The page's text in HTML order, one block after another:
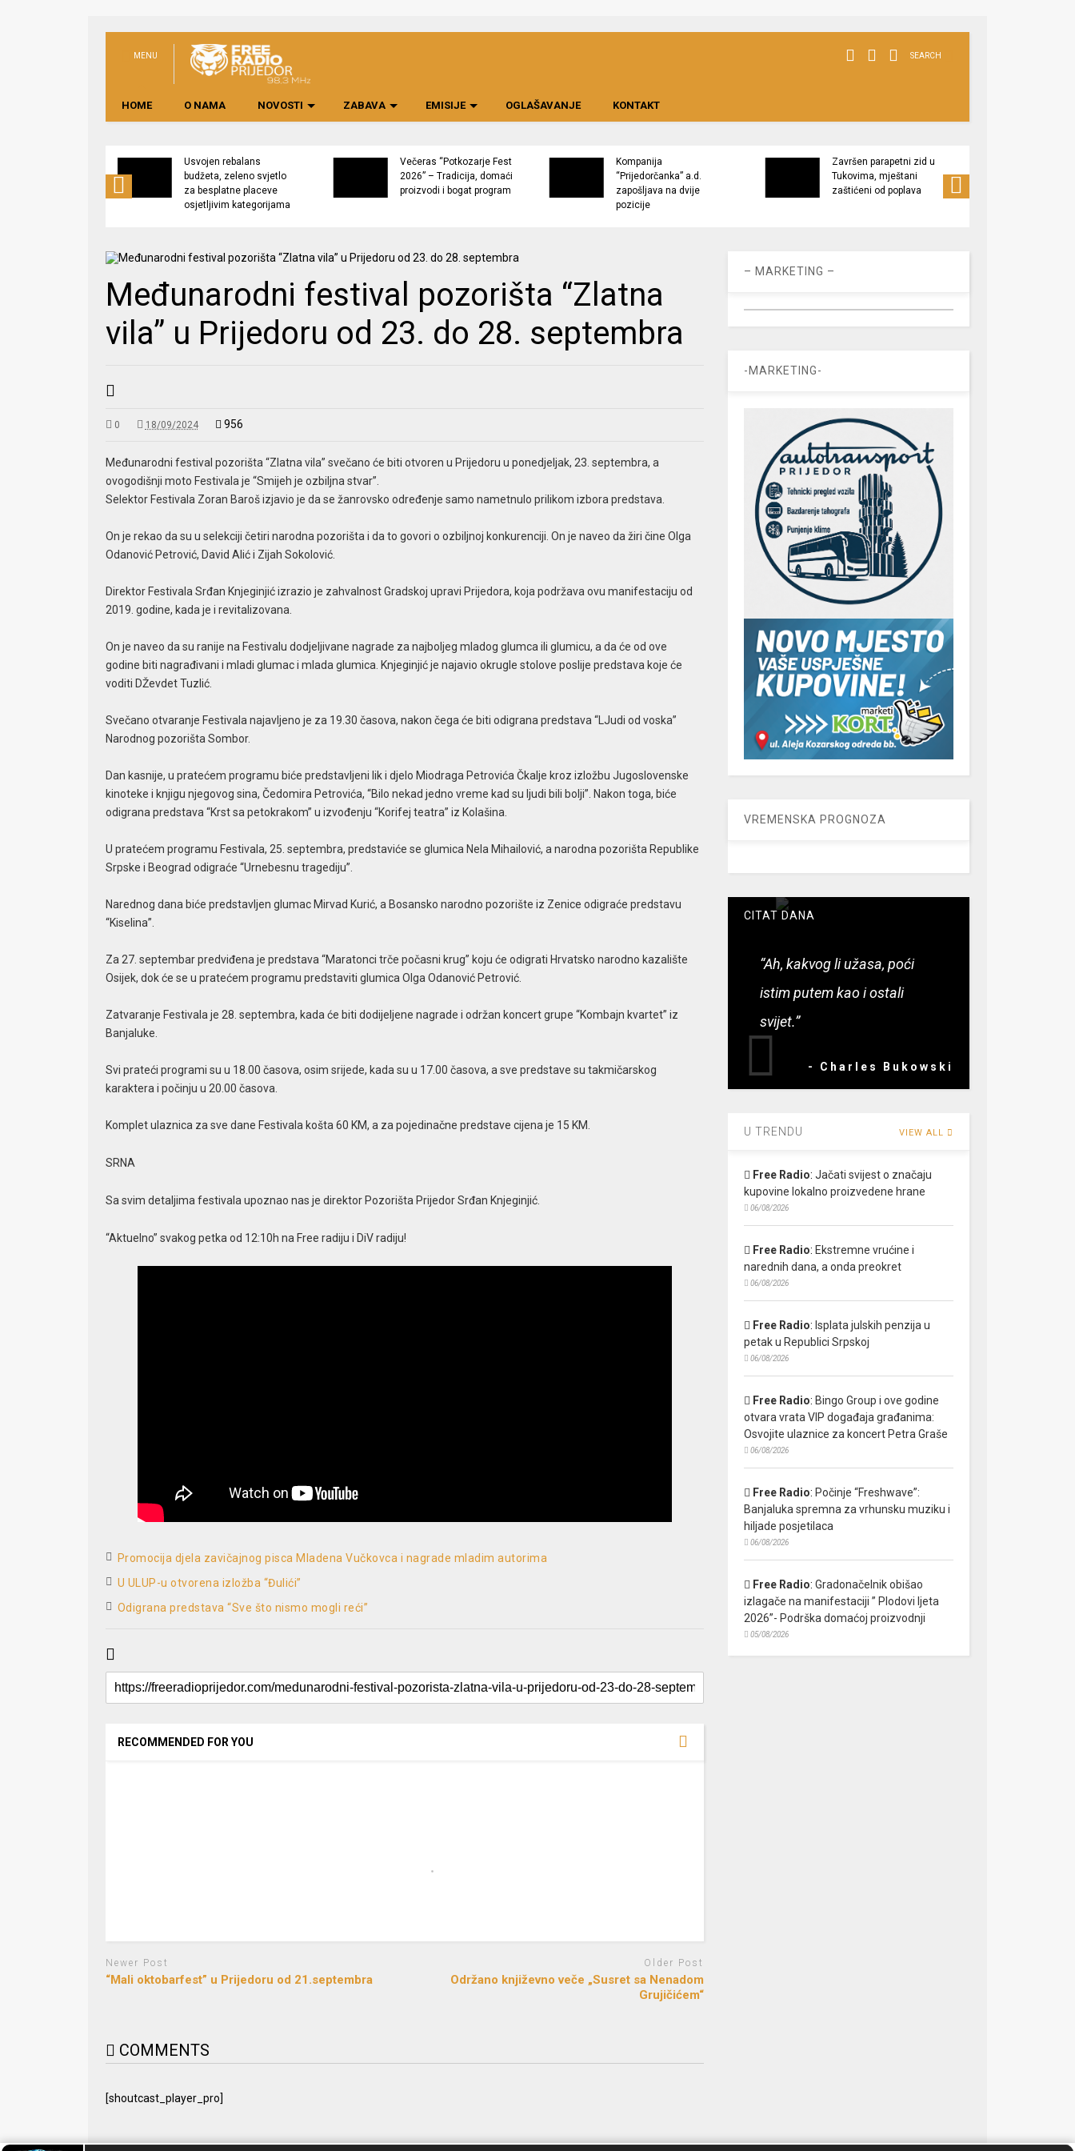
MENU SEARCH
HOME O NAMA NOVOSTI ZABAVA EMISIJE OGLAŠAVANJE KONTAKT
Usvojen rebalans
budžeta, zeleno svjetlo
za besplatne placeve
osjetljivim kategorijama
Večeras “Potkozarje Fest
2026” – Tradicija, domaći
proizvodi i bogat program
Kompanija
“Prijedorčanka” a.d.
zapošljava na dvije
pozicije
Završen parapetni zid u
Tukovima, mještani
zaštićeni od poplava
Međunarodni festival pozorišta “Zlatna
vila” u Prijedoru od 23. do 28. septembra
0 18/09/2024 956
Međunarodni festival pozorišta “Zlatna vila” svečano će biti otvoren u Prijedoru u ponedjeljak, 23. septembra, a
ovogodišnji moto Festivala je “Smijeh je ozbiljna stvar”.
Selektor Festivala Zoran Baroš izjavio je da se žanrovsko određenje samo nametnulo prilikom izbora predstava.
On je rekao da su u selekciji četiri narodna pozorišta i da to govori o ozbiljnoj konkurenciji. On je naveo da žiri čine Olga
Odanović Petrović, David Alić i Zijah Sokolović.
Direktor Festivala Srđan Knjeginjić izrazio je zahvalnost Gradskoj upravi Prijedora, koja podržava ovu manifestaciju od
2019. godine, kada je i revitalizovana.
On je naveo da su ranije na Festivalu dodjeljivane nagrade za najboljeg mladog glumca ili glumicu, a da će od ove
godine biti nagrađivani i mladi glumac i mlada glumica. Knjeginjić je najavio okrugle stolove poslije predstava koje će
voditi DŽevdet Tuzlić.
Svečano otvaranje Festivala najavljeno je za 19.30 časova, nakon čega će biti odigrana predstava “LJudi od voska”
Narodnog pozorišta Sombor.
Dan kasnije, u pratećem programu biće predstavljeni lik i djelo Miodraga Petrovića Čkalje kroz izložbu Jugoslovenske
kinoteke i knjigu njegovog sina, Čedomira Petrovića, “Bilo nekad jedno vreme kad su ljudi bili bolji”. Nakon toga, biće
odigrana predstava “Krst sa petokrakom” u izvođenju “Korifej teatra” iz Kolašina.
U pratećem programu Festivala, 25. septembra, predstaviće se glumica Nela Mihailović, a narodna pozorišta Republike
Srpske i Beograd odigraće “Urnebesnu tragediju”.
Narednog dana biće predstavljen glumac Mirvad Kurić, a Bosansko narodno pozorište iz Zenice odigraće predstavu
“Kiselina”.
Za 27. septembar predviđena je predstava “Maratonci trče počasni krug” koju će odigrati Hrvatsko narodno kazalište
Osijek, dok će se u pratećem programu predstaviti glumica Olga Odanović Petrović.
Zatvaranje Festivala je 28. septembra, kada će biti dodijeljene nagrade i održan koncert grupe “Kombajn kvartet” iz
Banjaluke.
Svi prateći programi su u 18.00 časova, osim srijede, kada su u 17.00 časova, a sve predstave su takmičarskog
karaktera i počinju u 20.00 časova.
Komplet ulaznica za sve dane Festivala košta 60 KM, a za pojedinačne predstave cijena je 15 KM.
SRNA
Sa svim detaljima festivala upoznao nas je direktor Pozorišta Prijedor Srđan Knjeginjić.
“Aktuelno” svakog petka od 12:10h na Free radiju i DiV radiju!
Promocija djela zavičajnog pisca Mladena Vučkovca i nagrade mladim autorima
U ULUP-u otvorena izložba “Đulići”
Odigrana predstava “Sve što nismo mogli reći”
RECOMMENDED FOR YOU
Newer Post
“Mali oktobarfest” u Prijedoru od 21.septembra
Older Post
Održano književno veče „Susret sa Nenadom
Grujičićem“
COMMENTS
– MARKETING –
-MARKETING-
VREMENSKA PROGNOZA
CITAT DANA
“Ah, kakvog li užasa, poći
istim putem kao i ostali
svijet.”
- Charles Bukowski
U TRENDU VIEW ALL
Free Radio: Jačati svijest o značaju
kupovine lokalno proizvedene hrane
06/08/2026
Free Radio: Ekstremne vrućine i
narednih dana, a onda preokret
06/08/2026
Free Radio: Isplata julskih penzija u
petak u Republici Srpskoj
06/08/2026
Free Radio: Bingo Group i ove godine
otvara vrata VIP događaja građanima:
Osvojite ulaznice za koncert Petra Graše
06/08/2026
Free Radio: Počinje “Freshwave”:
Banjaluka spremna za vrhunsku muziku i
hiljade posjetilaca
06/08/2026
Free Radio: Gradonačelnik obišao
izlagače na manifestaciji ” Plodovi ljeta
2026”- Podrška domaćoj proizvodnji
05/08/2026
[shoutcast_player_pro]